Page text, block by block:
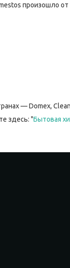
произошло
— Domex,
здесь: "Бытовая